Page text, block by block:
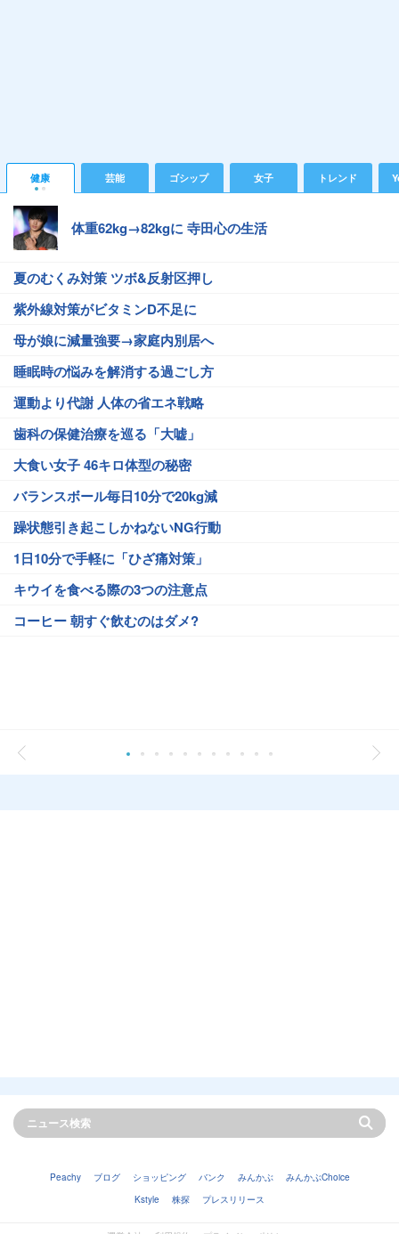
健康 芸能 ゴシップ 女子 トレンド
体重62kg→82kgに 寺田心の生活
夏のむくみ対策 ツボ&反射区押し
紫外線対策がビタミンD不足に
母が娘に減量強要→家庭内別居へ
睡眠時の悩みを解消する過ごし方
運動より代謝 人体の省エネ戦略
歯科の保健治療を巡る「大嘘」
大食い女子 46キロ体型の秘密
バランスボール毎日10分で20kg減
躁状態引き起こしかねないNG行動
1日10分で手軽に「ひざ痛対策」
キウイを食べる際の3つの注意点
コーヒー 朝すぐ飲むのはダメ?
Peachy ブログ ショッピング バンク みんかぶ
みんかぶChoice
Kstyle
株探 プレスリリース